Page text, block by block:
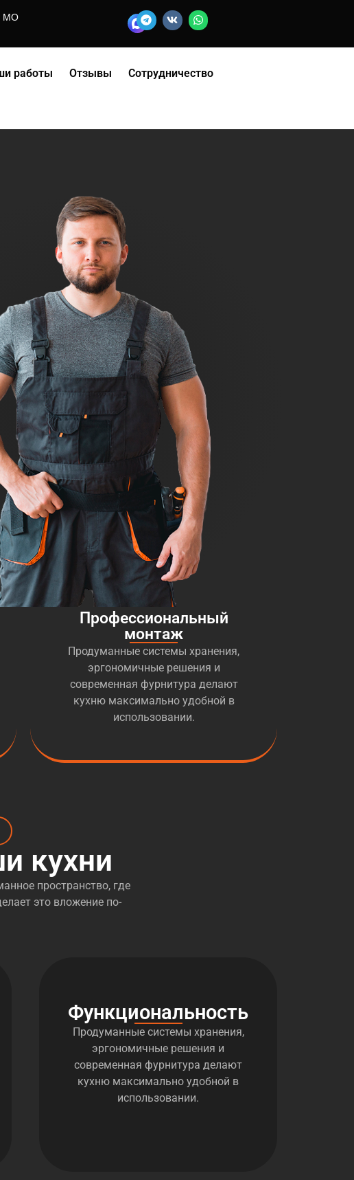
МО
работы Отзывы Сотрудничество
Профессиональный
монтаж
Продуманные системы хранения,
эргономичные решения и
современная фурнитура делают
кухню максимально удобной в
использовании.
кухни
пространство, где
это вложение по-
Функциональность
Продуманные системы хранения,
эргономичные решения и
современная фурнитура делают
кухню максимально удобной в
использовании.